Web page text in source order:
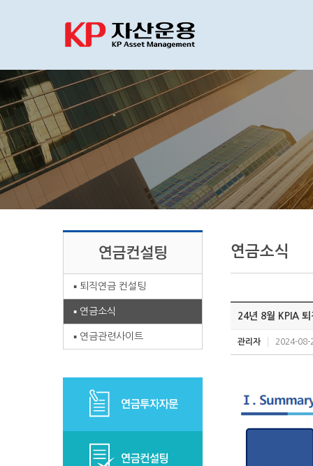
퇴직연금 컨설팅
연금소식
연금관련사이트
연금소식
24년 8월 KPIA
관리자 2024-08-